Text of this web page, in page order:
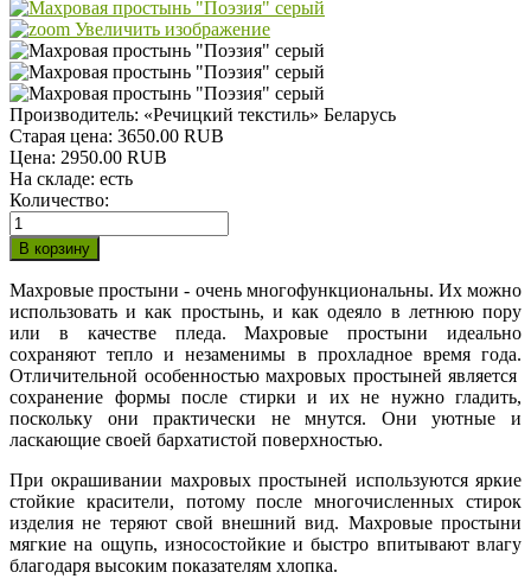
Увеличить изображение
Производитель: «Речицкий текстиль» Беларусь
Старая цена: 3650.00 RUB
Цена: 2950.00 RUB
На складе: есть
Количество:
Махровые простыни - очень многофункциональны. Их можно
использовать и как простынь, и как одеяло в летнюю пору
или в качестве пледа. Махровые простыни идеально
сохраняют тепло и незаменимы в прохладное время года.
Отличительной особенностью махровых простыней является
сохранение формы после стирки и их не нужно гладить,
поскольку они практически не мнутся. Они уютные и
ласкающие своей бархатистой поверхностью.
При окрашивании махровых простыней используются яркие
стойкие красители, потому после многочисленных стирок
изделия не теряют свой внешний вид. Махровые простыни
мягкие на ощупь, износостойкие и быстро впитывают влагу
благодаря высоким показателям хлопка.